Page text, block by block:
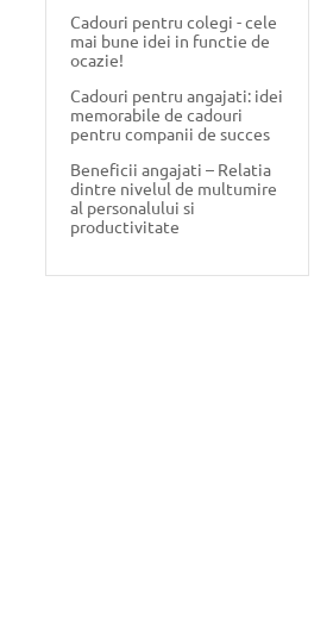
Cadouri pentru colegi - cele
mai bune idei in functie de
ocazie!
Cadouri pentru angajati: idei
memorabile de cadouri
pentru companii de succes
Beneficii angajati – Relatia
dintre nivelul de multumire
al personalului si
productivitate